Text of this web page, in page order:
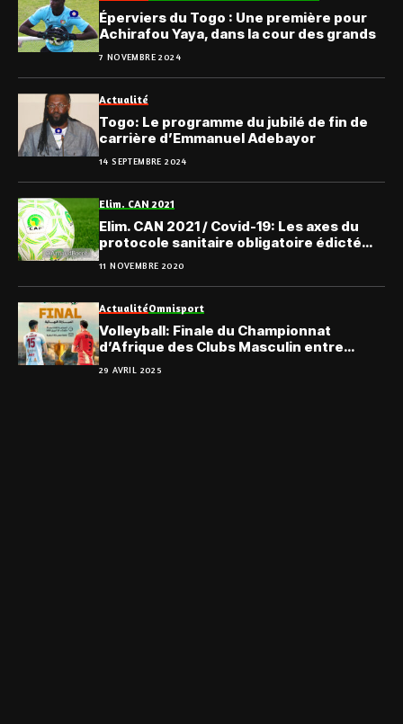
Éperviers du Togo : Une première pour
Achirafou Yaya, dans la cour des grands
7 NOVEMBRE 2024
Actualité
Togo: Le programme du jubilé de fin de
carrière d’Emmanuel Adebayor
14 SEPTEMBRE 2024
Elim. CAN 2021
Elim. CAN 2021 / Covid-19: Les axes du
protocole sanitaire obligatoire édicté
par la CAF
11 NOVEMBRE 2020
ActualitéOmnisport
Volleyball: Finale du Championnat
d’Afrique des Clubs Masculin entre
Swehly et Espérance de Tunis
29 AVRIL 2025